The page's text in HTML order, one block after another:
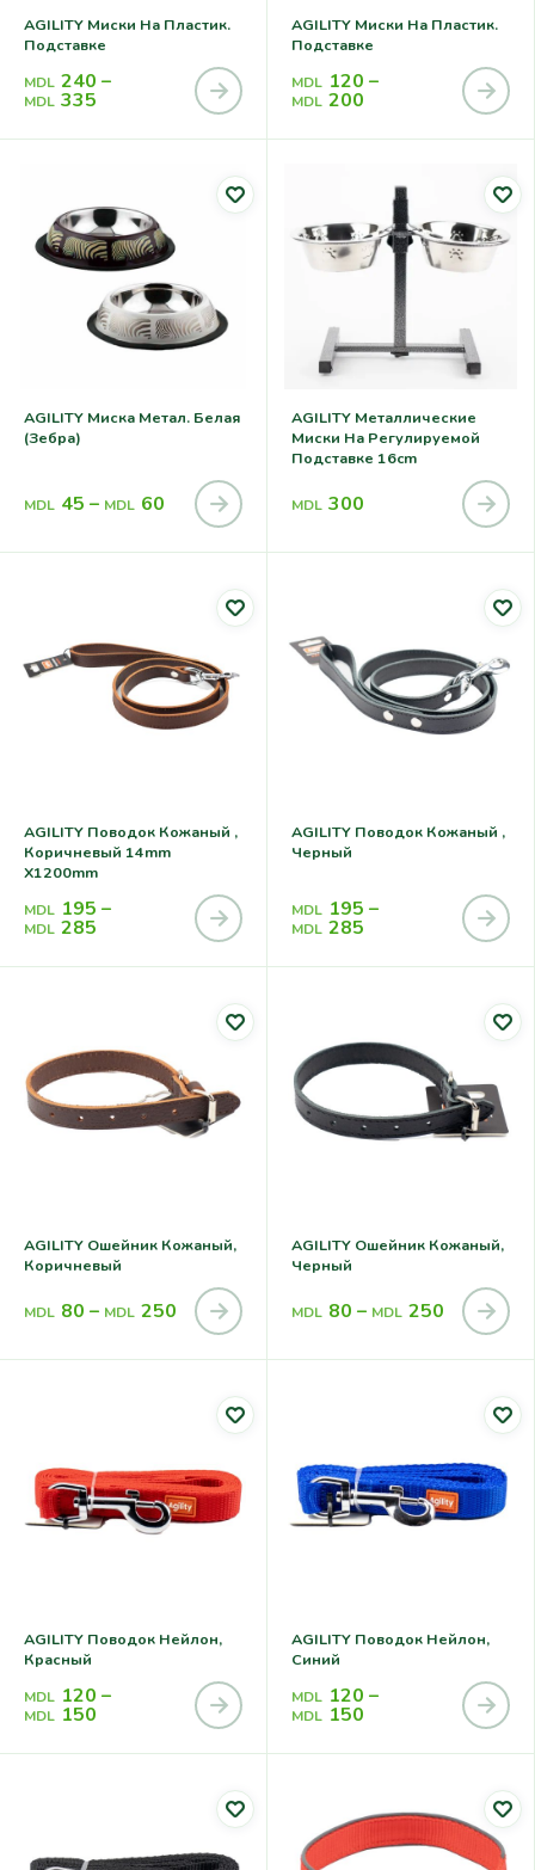
AGILITY Миски На Пластик.
Подставке
MDL 240 –
MDL 335
AGILITY Миски На Пластик.
Подставке
MDL 120 –
MDL 200
AGILITY Миска Метал. Белая
(зебра)
MDL 45 – MDL 60
AGILITY Металлические
Миски На Регулируемой
Подставке 16cm
MDL 300
AGILITY Поводок Кожаный ,
Коричневый 14mm
X1200mm
MDL 195 –
MDL 285
AGILITY Поводок Кожаный ,
Черный
MDL 195 –
MDL 285
AGILITY Ошейник Кожаный,
Коричневый
MDL 80 – MDL 250
AGILITY Ошейник Кожаный,
Черный
MDL 80 – MDL 250
AGILITY Поводок Нейлон,
Красный
MDL 120 –
MDL 150
AGILITY Поводок Нейлон,
Синий
MDL 120 –
MDL 150